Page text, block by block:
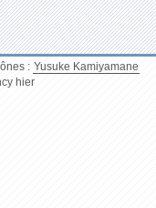
: Yusuke Kamiyamane
hier